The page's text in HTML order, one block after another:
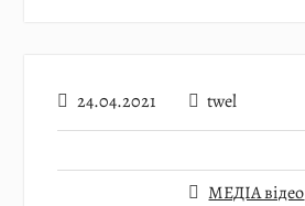
24.04.2021 twel
МЕДІА відео